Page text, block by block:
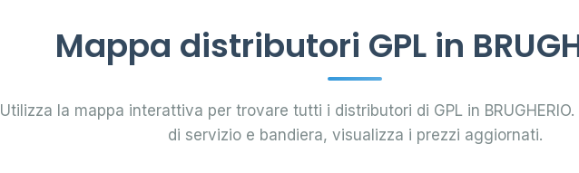
Mappa distributori GPL in
Utilizza la mappa interattiva per trovare tutti i distributori di GPL in
di servizio e bandiera, visualizza i prezzi aggiornati.